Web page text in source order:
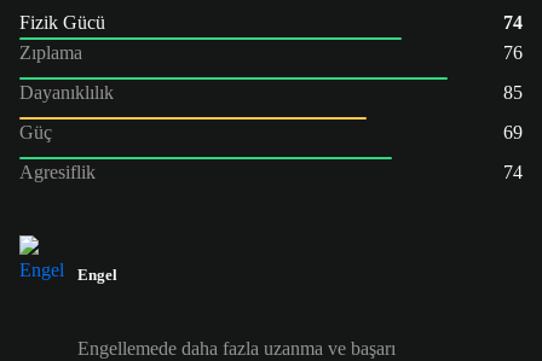
Fizik Gücü
74
Zıplama
76
Dayanıklılık
85
Güç
69
Agresiflik
74
Engel
Engellemede daha fazla uzanma ve başarı